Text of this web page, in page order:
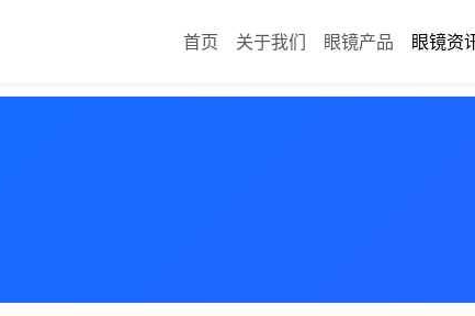
首页 关于我们 眼镜产品 眼镜资